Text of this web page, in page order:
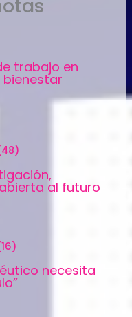
trabajo en
al futuro
necesita